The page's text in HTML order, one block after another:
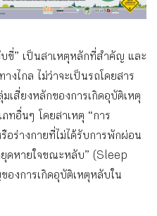
ขี่” เป็นสาเหตุหลักที่สำคัญ และ
งไกล ไม่ว่าจะเป็นรถโดยสาร
เสี่ยงหลักของการเกิดอุบัติเหตุ
ทอื่นๆ โดยสาเหตุ “การ
อร่างกายที่ไม่ได้รับการพักผ่อน
ยุดหายใจขณะหลับ” (Sleep
งการเกิดอุบัติเหตุหลับใน